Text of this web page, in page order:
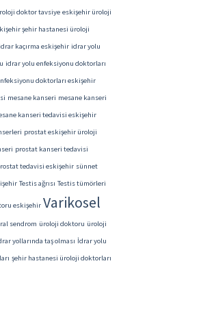
doktor tavsiye eskişehir üroloji
şehir hastanesi üroloji
idrar kaçırma eskişehir idrar yolu
idrar yolu enfeksiyonu doktorları
doktorları eskişehir
mesane kanseri mesane kanseri
kanseri tedavisi eskişehir
prostat eskişehir üroloji
prostat kanseri tedavisi
tedavisi eskişehir sünnet
Testis ağrısı Testis tümörleri
eskişehir Varikosel
sendrom üroloji doktoru üroloji
yollarında taş olması İdrar yolu
şehir hastanesi üroloji doktorları